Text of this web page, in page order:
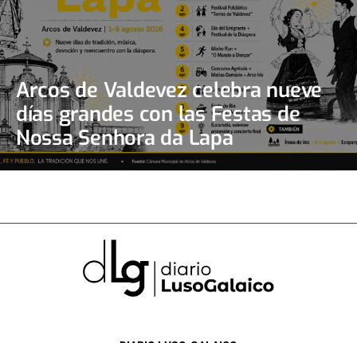
Arcos de Valdevez celebra nueve
días grandes con las Festas de
Nossa Senhora da Lapa